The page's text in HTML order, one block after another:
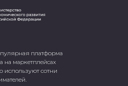
платформа
на маркетплейсах
используют сотни